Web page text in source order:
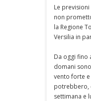
Le
non
la Regione
Versilia in
Da oggi fino
domani
vento forte
potrebbero,
settimana e